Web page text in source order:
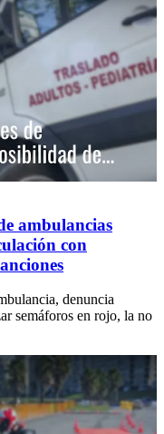
radares: conductores
ambulancias
con
denuncia
semáforos en rojo, la no